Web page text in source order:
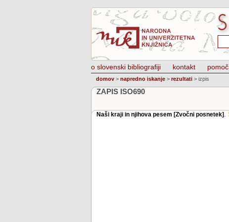
o slovenski bibliografiji kontakt pomoč
domov > napredno iskanje > rezultati > izpis
ZAPIS ISO690
Naši kraji in njihova pesem [Zvočni posnetek] .